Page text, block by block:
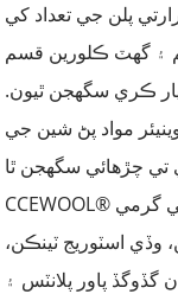
پلن جي تعداد کي
۽ گهٽ ڪلورين قسم
ڪري سگهجن ٿيون.
مواد پڻ شين جي
CCEWOOL® صنعتي پٿر جي اون وارو ڪمبل بنيادي طور تي گرمي
وڏي اسٽوريج ٽينڪن،
پاور پلانٽس ۽